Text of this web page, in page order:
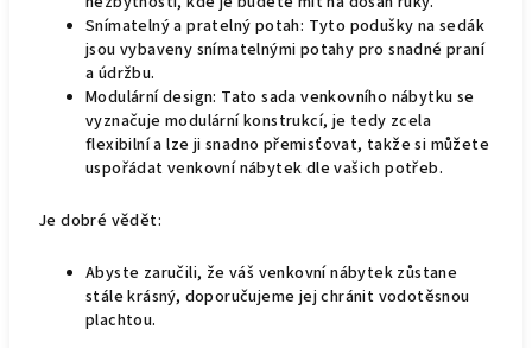
Snímatelný a pratelný potah: Tyto podušky na sedák
jsou vybaveny snímatelnými potahy pro snadné praní
a údržbu.
Modulární design: Tato sada venkovního nábytku se
vyznačuje modulární konstrukcí, je tedy zcela
flexibilní a lze ji snadno přemisťovat, takže si můžete
uspořádat venkovní nábytek dle vašich potřeb.
Je dobré vědět:
Abyste zaručili, že váš venkovní nábytek zůstane
stále krásný, doporučujeme jej chránit vodotěsnou
plachtou.